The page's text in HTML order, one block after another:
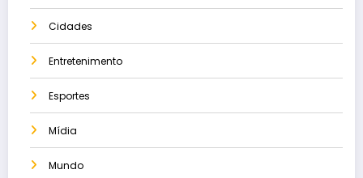
Cidades
Entretenimento
Esportes
Mídia
Mundo